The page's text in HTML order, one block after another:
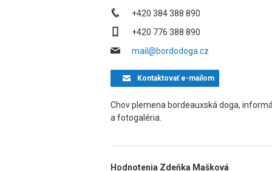
+420 384 388 890
+420 776 388 890
mail@bordodoga.cz
Kontaktovaťe-mailom
Chov plemena bordeauxská doga,
a fotogaléria.
Hodnotenia Zdeňka Mašková